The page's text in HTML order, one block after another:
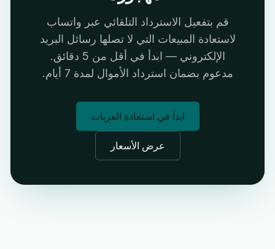
قم بتفعيل الاسترداد التلقائي عبر واتساب
لاستعادة المبيعات التي لا تصلها رسائل البريد
الإلكتروني — ابدأ في أقل من 5 دقائق.
مدعوم بضمان استرداد الأموال لمدة 7 أيام.
ابدأ في استعادة العربات
عرض الأسعار